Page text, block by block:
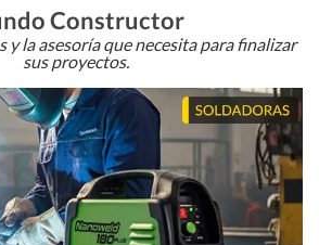
Constructor
y la asesoría que necesita para finalizar
sus proyectos.